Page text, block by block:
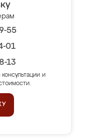
55
01
13
и